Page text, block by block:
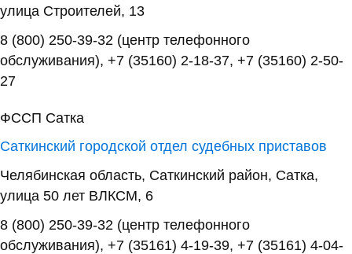
улица Строителей, 13
8 (800) 250-39-32 (центр телефонного
обслуживания), +7 (35160) 2-18-37, +7 (35160) 2-50-
27
ФССП Сатка
Саткинский городской отдел судебных приставов
Челябинская область, Саткинский район, Сатка,
улица 50 лет ВЛКСМ, 6
8 (800) 250-39-32 (центр телефонного
обслуживания), +7 (35161) 4-19-39, +7 (35161) 4-04-